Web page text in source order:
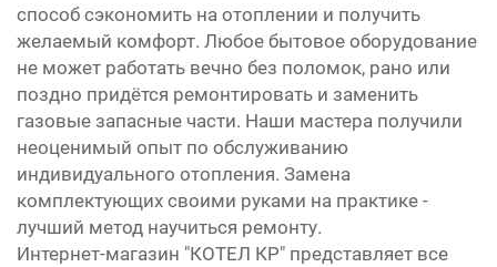
способ сэкономить на отоплении и получить
желаемый комфорт. Любое бытовое оборудование
не может работать вечно без поломок, рано или
поздно придётся ремонтировать и заменить
газовые запасные части. Наши мастера получили
неоценимый опыт по обслуживанию
индивидуального отопления. Замена
комплектующих своими руками на практике -
лучший метод научиться ремонту.
Интернет-магазин "КОТЕЛ КР" представляет все